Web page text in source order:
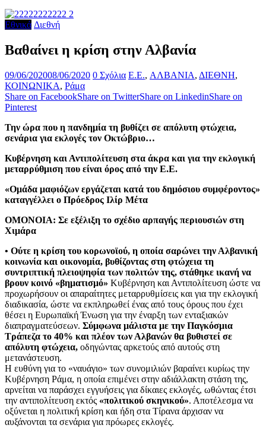
Εθνικά Διεθνή
Βαθαίνει η κρίση στην Αλβανία
09/06/202008/06/2020 0 Σχόλια E.E., ΑΛΒΑΝΙΑ, ΔΙΕΘΝΗ,
ΚΟΙΝΩΝΙΚΑ, Ράμα
Share on FacebookShare on TwitterShare on LinkedinShare on
Pinterest
Την ώρα που η πανδημία τη βυθίζει σε απόλυτη φτώχεια,
σενάρια για εκλογές τον Οκτώβριο…
Κυβέρνηση και Αντιπολίτευση στα άκρα και για την εκλογική
μεταρρύθμιση που είναι όρος από την Ε.Ε.
«Ομάδα μαφιόζων εργάζεται κατά του δημόσιου συμφέροντος»
καταγγέλλει ο Πρόεδρος Ιλίρ Μέτα
ΟΜΟΝΟΙΑ: Σε εξέλιξη το σχέδιο αρπαγής περιουσιών στη
Χιμάρα
• Ούτε η κρίση του κορωνοϊού, η οποία σαρώνει την Αλβανική
κοινωνία και οικονομία, βυθίζοντας στη φτώχεια τη
συντριπτική πλειοψηφία των πολιτών της, στάθηκε ικανή να
βρουν κοινό «βηματισμό» Κυβέρνηση και Αντιπολίτευση ώστε να
προχωρήσουν οι απαραίτητες μεταρρυθμίσεις και για την εκλογική
διαδικασία, ώστε να εκπληρωθεί ένας από τους όρους που έχει
θέσει η Ευρωπαϊκή Ένωση για την έναρξη των ενταξιακών
διαπραγματεύσεων. Σύμφωνα μάλιστα με την Παγκόσμια
Τράπεζα το 40% και πλέον των Αλβανών θα βυθιστεί σε
απόλυτη φτώχεια, οδηγώντας αρκετούς από αυτούς στη
μετανάστευση.
Η ευθύνη για το «ναυάγιο» των συνομιλιών βαραίνει κυρίως την
Κυβέρνηση Ράμα, η οποία επιμένει στην αδιάλλακτη στάση της,
αρνείται να παράσχει εγγυήσεις για δίκαιες εκλογές, ωθώντας έτσι
την αντιπολίτευση εκτός «πολιτικού σκηνικού». Αποτέλεσμα να
οξύνεται η πολιτική κρίση και ήδη στα Τίρανα άρχισαν να
αυξάνονται τα σενάρια για πρόωρες εκλογές.